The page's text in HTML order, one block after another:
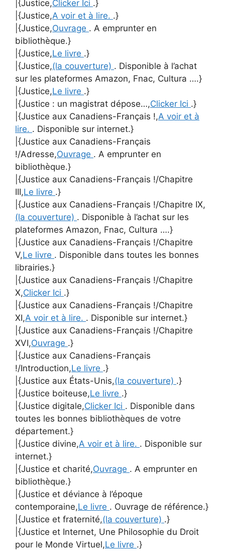
|{Justice,Clicker Ici .}
|{Justice,A voir et à lire. .}
|{Justice,Ouvrage . A emprunter en
bibliothèque.}
|{Justice,Le livre .}
|{Justice,(la couverture) . Disponible à l’achat
sur les plateformes Amazon, Fnac, Cultura ….}
|{Justice,Le livre .}
|{Justice : un magistrat dépose…,Clicker Ici .}
|{Justice aux Canadiens-Français !,A voir et à
lire. . Disponible sur internet.}
|{Justice aux Canadiens-Français
!/Adresse,Ouvrage . A emprunter en
bibliothèque.}
|{Justice aux Canadiens-Français !/Chapitre
III,Le livre .}
|{Justice aux Canadiens-Français !/Chapitre IX,
(la couverture) . Disponible à l’achat sur les
plateformes Amazon, Fnac, Cultura ….}
|{Justice aux Canadiens-Français !/Chapitre
V,Le livre . Disponible dans toutes les bonnes
librairies.}
|{Justice aux Canadiens-Français !/Chapitre
X,Clicker Ici .}
|{Justice aux Canadiens-Français !/Chapitre
XI,A voir et à lire. . Disponible sur internet.}
|{Justice aux Canadiens-Français !/Chapitre
XVI,Ouvrage .}
|{Justice aux Canadiens-Français
!/Introduction,Le livre .}
|{Justice aux États-Unis,(la couverture) .}
|{Justice boiteuse,Le livre .}
|{Justice digitale,Clicker Ici . Disponible dans
toutes les bonnes bibliothèques de votre
département.}
|{Justice divine,A voir et à lire. . Disponible sur
internet.}
|{Justice et charité,Ouvrage . A emprunter en
bibliothèque.}
|{Justice et déviance à l’époque
contemporaine,Le livre . Ouvrage de référence.}
|{Justice et fraternité,(la couverture) .}
|{Justice et Internet, Une Philosophie du Droit
pour le Monde Virtuel,Le livre .}